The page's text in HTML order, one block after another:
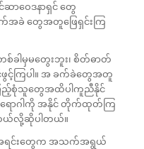
ာဝေဒနာရှင် တွေ
ခက်အခဲ တွေအတူဖြေရှင်းကြ
မှမတွေးဘူး၊ စိတ်ဓာတ်
ဖွင့်ကြပါ။ အ ခက်ခဲတွေအတူ
ပြည့်စုံသူတွေအထိပါကူညီနိုင်
ောဂါကို အနိုင် တိုက်ထုတ်ကြ
င်တယ်လို့ဆိုပါတယ်။
အရင်းတွေက အသက်အရွယ်